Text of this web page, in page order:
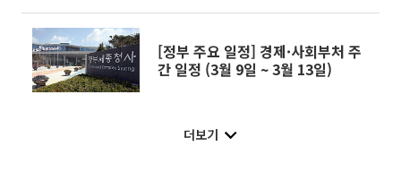
[정부 주요 일정] 경제·사회부처 주
간 일정 (3월 9일 ~ 3월 13일)
더보기